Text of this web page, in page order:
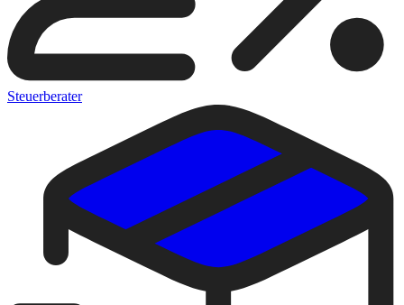
Steuerberater